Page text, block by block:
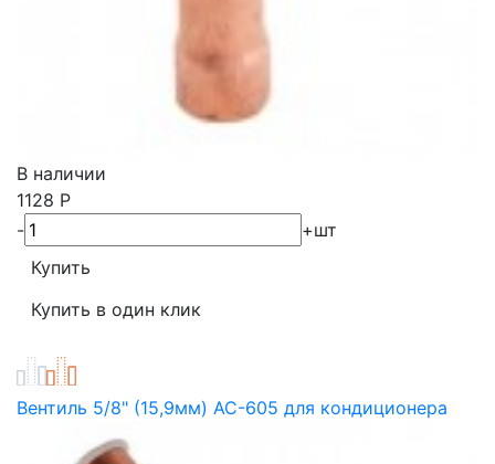
В наличии
1128 Р
-
+шт
Вентиль 5/8" (15,9мм) AC-605 для кондиционера